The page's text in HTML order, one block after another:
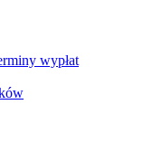
wypłat